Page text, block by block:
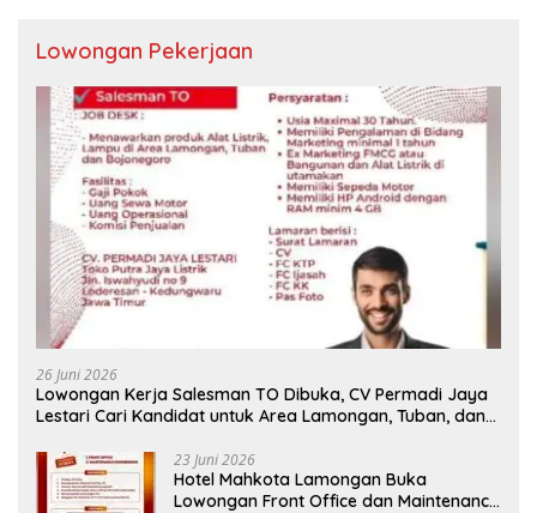
Lowongan Pekerjaan
26 Juni 2026
Lowongan Kerja Salesman TO Dibuka, CV Permadi Jaya
Lestari Cari Kandidat untuk Area Lamongan, Tuban, dan
23 Juni 2026
Hotel Mahkota Lamongan Buka
Lowongan Front Office dan Maintenance